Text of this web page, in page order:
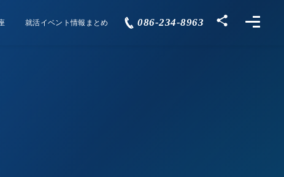
就活イベント情報まとめ
Events 086-234-8963